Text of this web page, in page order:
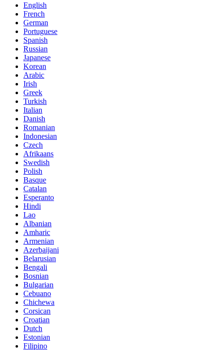
English
French
German
Portuguese
Spanish
Russian
Japanese
Korean
Arabic
Irish
Greek
Turkish
Italian
Danish
Romanian
Indonesian
Czech
Afrikaans
Swedish
Polish
Basque
Catalan
Esperanto
Hindi
Lao
Albanian
Amharic
Armenian
Azerbaijani
Belarusian
Bengali
Bosnian
Bulgarian
Cebuano
Chichewa
Corsican
Croatian
Dutch
Estonian
Filipino